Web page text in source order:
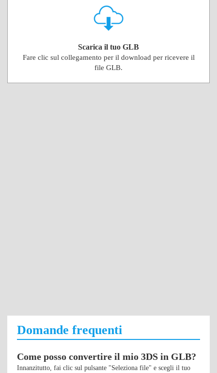
Scarica il tuo GLB
Fare clic sul collegamento per il download per ricevere il
file GLB.
Domande frequenti
Come posso convertire il mio 3DS in GLB?
Innanzitutto, fai clic sul pulsante "Seleziona file" e scegli il tuo